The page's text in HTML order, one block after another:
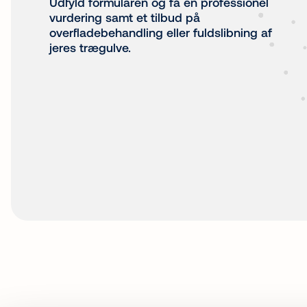
vurdering samt et tilbud på
overfladebehandling eller fuldslibning af
jeres trægulve.